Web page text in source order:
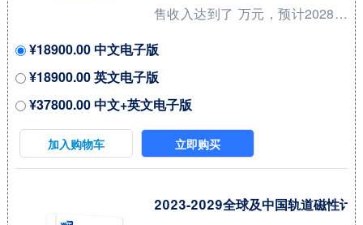
售收入达到了 万元，预计2028年
年复合增长率(CAGR)为 %。中国
市场核心厂商包括KEYSTONE、
Kool Wrap、DEI、Electrolock和
Design Engineering等，按收入
计，2021年中国市场前三大厂商
产品类型方面来看，电池绝缘套
¥18900.00 中文电子版
¥18900.00 英文电子版
¥37800.00 中文+英文电子版
加入购物车 立即购买
2023-2029全球及中国轨道磁性计